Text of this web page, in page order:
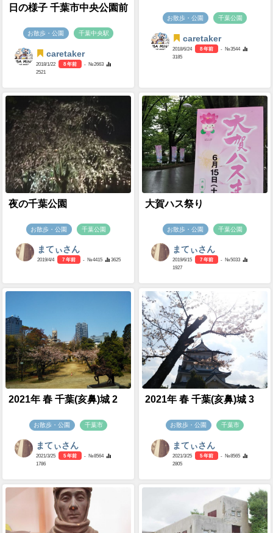
日の様子 千葉市中央公園前
お散歩・公園 千葉中央駅
caretaker
2018/1/22 8 年前
- №2663
2521
お散歩・公園 千葉公園
caretaker
2018/6/24 8 年前
- №3544
3185
夜の千葉公園
お散歩・公園 千葉公園
まてぃさん
2019/4/4 7 年前 - №4415 3625
大賀ハス祭り
お散歩・公園 千葉公園
まてぃさん
2019/6/15 7 年前
- №5033
1927
2021年 春 千葉(亥鼻)城 2
お散歩・公園 千葉市
まてぃさん
2021/3/25 5 年前
- №8564
1786
2021年 春 千葉(亥鼻)城 3
お散歩・公園 千葉市
まてぃさん
2021/3/25 5 年前
- №8565
2805